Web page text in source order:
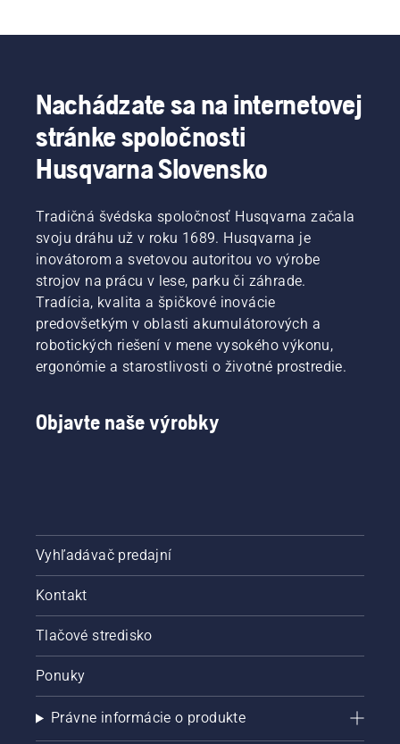
Nachádzate sa na internetovej
stránke spoločnosti
Husqvarna Slovensko
Tradičná švédska spoločnosť Husqvarna začala
svoju dráhu už v roku 1689. Husqvarna je
inovátorom a svetovou autoritou vo výrobe
strojov na prácu v lese, parku či záhrade.
Tradícia, kvalita a špičkové inovácie
predovšetkým v oblasti akumulátorových a
robotických riešení v mene vysokého výkonu,
ergonómie a starostlivosti o životné prostredie.
Objavte naše výrobky
Vyhľadávač predajní
Kontakt
Tlačové stredisko
Ponuky
Právne informácie o produkte